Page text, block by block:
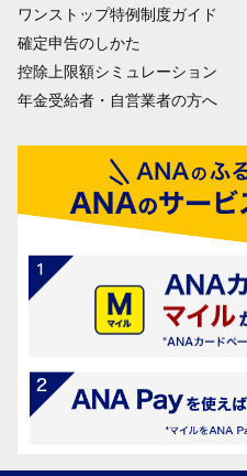
ワンストップ特例制度ガイド
確定申告のしかた
控除上限額シミュレーション
年金受給者・自営業者の方へ